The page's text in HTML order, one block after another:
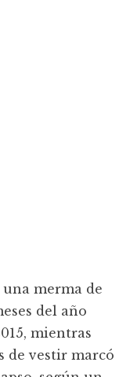
merma de
del año
mientras
de vestir marcó